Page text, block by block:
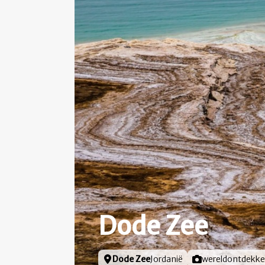
Dode Zee
Locatie
Dode ZeeJordanië Foto door